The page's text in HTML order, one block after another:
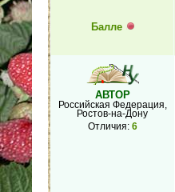
Балле
АВТОР
Российская Федерация,
Ростов-на-Дону
Отличия: 6